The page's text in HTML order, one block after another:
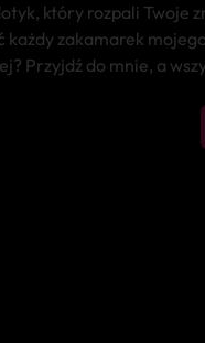
który rozpali Twoje
zakamarek
Przyjdź do mnie, a